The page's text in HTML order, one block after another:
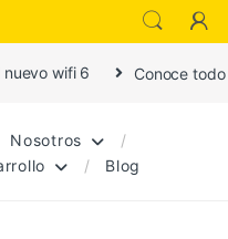
wifi 6 Conoce
Nosotros
Blog